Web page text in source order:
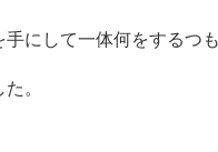
手にして一体何をするつ
。